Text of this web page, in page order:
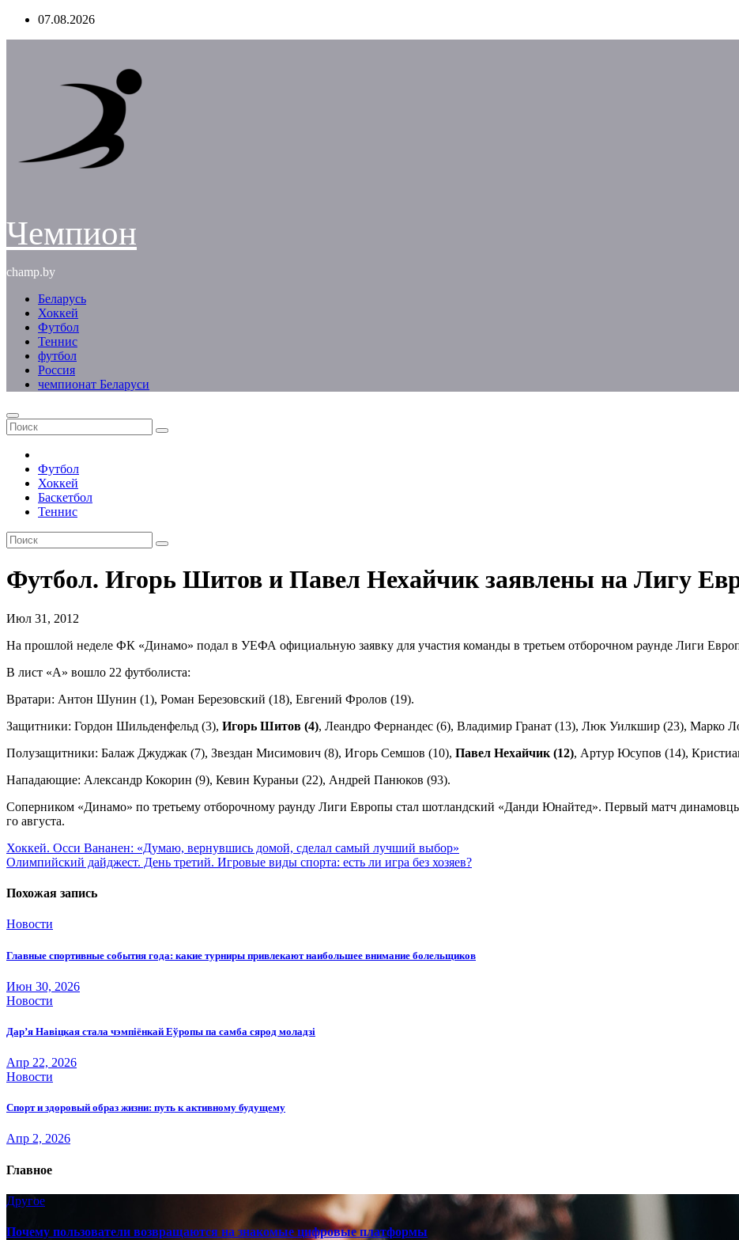
Перейти07.08.2026
Чемпион
champ.by
Беларусь
Хоккей
Футбол
Теннис
футбол
Россия
чемпионат Беларуси
Футбол
Хоккей
Баскетбол
Теннис
Футбол. Игорь Шитов и Павел Нехайчик заявлены на Лигу
Июл 31, 2012
На прошлой неделе ФК «Динамо» подал в УЕФА официальную заявку для участия команды в третьем отборочном раунде Лиги
В лист «А» вошло 22 футболиста:
Вратари: Антон Шунин (1), Роман Березовский (18), Евгений Фролов (19).
Защитники: Гордон Шильденфельд (3), Игорь Шитов (4), Леандро Фернандес (6), Владимир Гранат (13), Люк Уилкшир (23), Марко
Полузащитники: Балаж Джуджак (7), Звездан Мисимович (8), Игорь Семшов (10), Павел Нехайчик (12), Артур Юсупов (14),
Нападающие: Александр Кокорин (9), Кевин Кураньи (22), Андрей Панюков (93).
Соперником «Динамо» по третьему отборочному раунду Лиги Европы стал шотландский «Данди Юнайтед». Первый матч
го августа.
Навигация
по
записям
Хоккей. Осси Вананен: «Думаю, вернувшись домой, сделал самый лучший выбор»
Олимпийский дайджест. День третий. Игровые виды спорта: есть ли игра без хозяев?
Похожая запись
Новости
Главные спортивные события года: какие турниры привлекают наибольшее внимание болельщиков
Июн 30, 2026
Новости
Дар’я Навіцкая стала чэмпіёнкай Еўропы па самба сярод моладзі
Апр 22, 2026
Новости
Спорт и здоровый образ жизни: путь к активному будущему
Апр 2, 2026
Главное
Другое
Почему пользователи возвращаются на знакомые цифровые платформы